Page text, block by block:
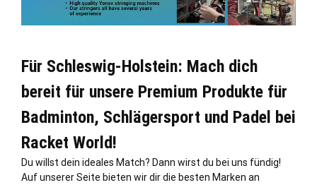
Für Schleswig-Holstein: Mach dich
bereit für unsere Premium Produkte für
Badminton, Schlägersport und Padel bei
Racket World!
Du willst dein ideales Match? Dann wirst du bei uns fündig!
Auf unserer Seite bieten wir dir die besten Marken an